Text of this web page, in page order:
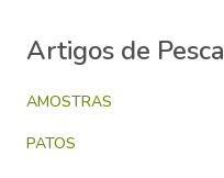
Artigos de Pesca
AMOSTRAS
PATOS